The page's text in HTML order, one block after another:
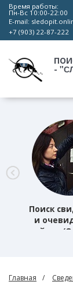
Время работы:
Пн-Вс 10:00-22:00
E-mail:
+7 (903) 22-87-222
-
Поиск
и
району
Главная